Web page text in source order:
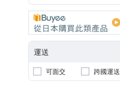
運送
可面交 跨國運送